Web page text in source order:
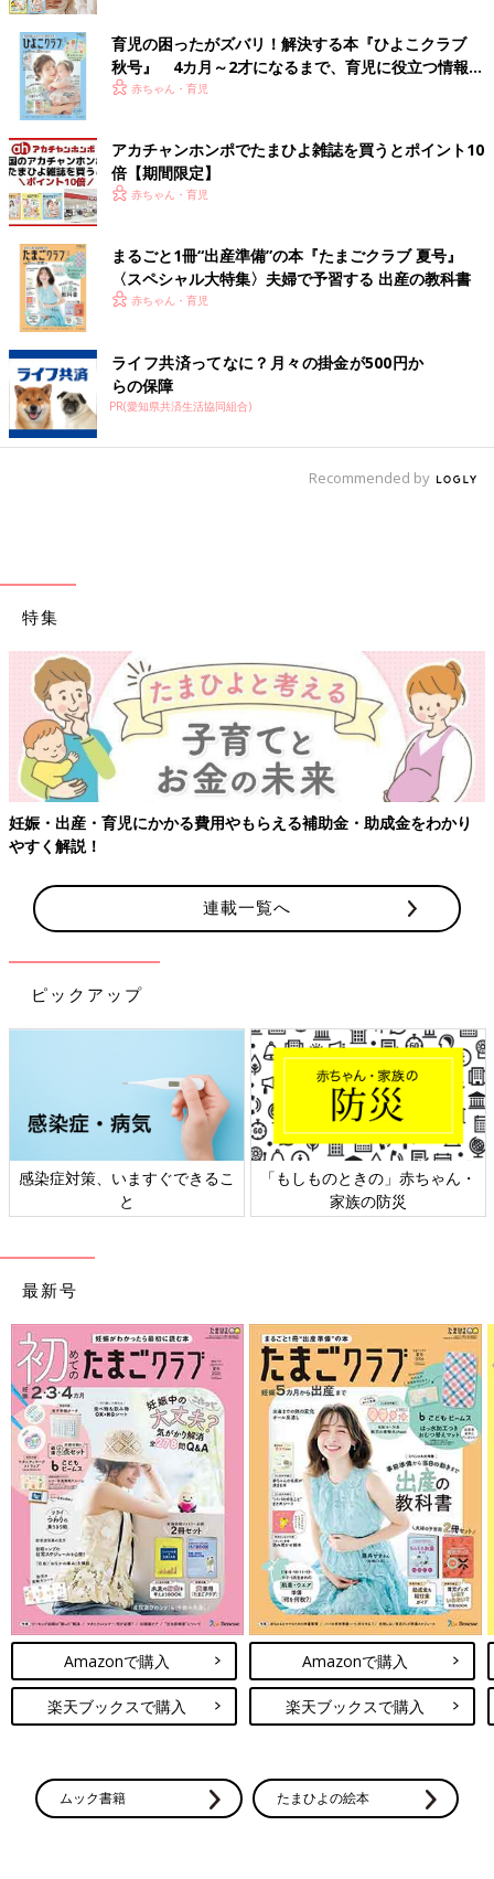
出典：Instagramアカウント「mttttm167」
こちらはmttttm167さんセレクトのコーディネート。アウターは
しまむらで買ったアイテムだそうで、プチプラとは思えない高見
え商品ですよね！マスタードカラーの差し色がおしゃれです♪
シルエットも可愛い「mysa closet（ミーサ クロー
ゼット）」のロゴニット
mamiさんはしまむらと田中里奈さんコラボブランド「mysa
しすぎない大人っぽいロゴで、アウターを着てもゴワつかないシ
しまむらキッズ「即売り切れ！？」
「1,000円以下で買える」ディズニーコ
ラボおすすめアイテム5選
SNSで話題沸騰中のしまむら×ディズニーコラ
ボアイテム。子どもも大人も大好きなミッキー
やミニーがモチーフになったアイテムは、まさ
にコーディネートの主役級といってもいいほど
いかがでしたか？どのしまむらアイテムも高見え商品ばかりで、
さらに楽しみたい人は、ぜひしまむら店舗やオンラインをチェッ
クしてみてくださいね！
(文・ナキナキ)
●記事内容でご紹介している投稿、リンク先は、削除される場合
があります。あらかじめご了承ください。
●記事の内容は記載当時の情報であり、現在と異なる場合があり
ます。
育児の困ったがズバリ！解決する本『ひよこクラブ
秋号』 4カ月～2才になるまで、育児に役立つ情報が
いっぱい！
赤ちゃん・育児
アカチャンホンポでたまひよ雑誌を買うとポイント10
倍【期間限定】
赤ちゃん・育児
まるごと1冊“出産準備”の本『たまごクラブ 夏号』
〈スペシャル大特集〉夫婦で予習する 出産の教科書
赤ちゃん・育児
ライフ共済ってなに？月々の掛金が500円か
らの保障
PR(愛知県共済生活協同組合)
Recommended by
特集
妊娠・出産・育児にかかる費用やもらえる補助金・助成金をわかり
やすく解説！
連載一覧へ
ピックアップ
感染症対策、いますぐできるこ
と
「もしものときの」赤ちゃん・
家族の防災
最新号
Amazonで購入
楽天ブックスで購入
Amazonで購入
楽天ブックスで購入
ムック書籍 たまひよの絵本